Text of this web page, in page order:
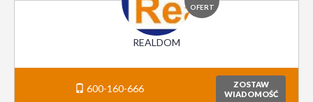
OFERT
REALDOM
600-160-666
ZOSTAW
WIADOMOŚĆ